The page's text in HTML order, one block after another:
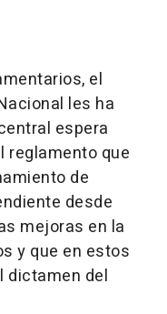
el
les ha
espera
reglamento que
de
desde
mejoras en la
y que en estos
dictamen del